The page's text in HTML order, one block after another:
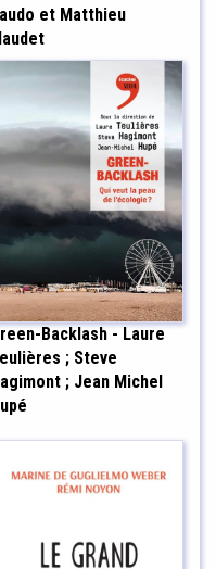
et Matthieu
Backlash - Laure
; Steve
; Jean Michel